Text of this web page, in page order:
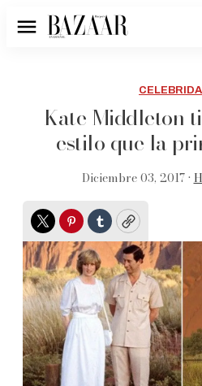
Menú
Kate Middleton
estilo que la
Diciembre 03, 2017 •
TwitterPinterest
TumblrCopy